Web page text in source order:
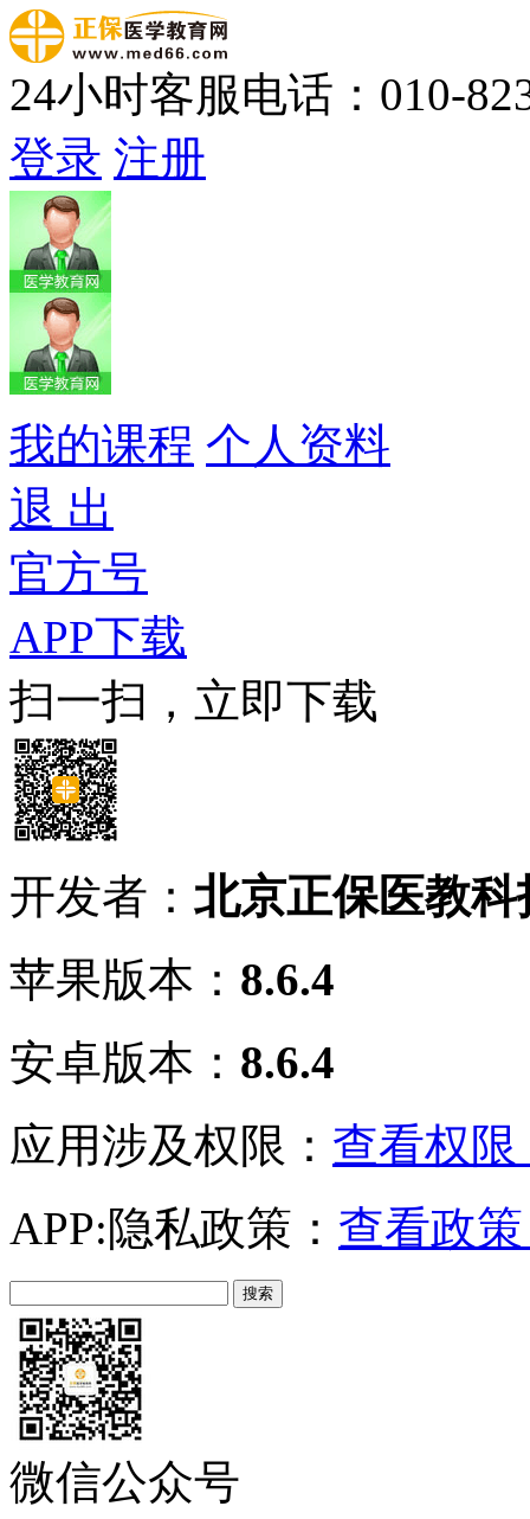
24小时客服电话：010-
登录 注册
我的课程 个人资料
退 出
官方号
APP下载
扫一扫，立即下载
开发者： 北京正保医教
苹果版本： 8.6.4
安卓版本： 8.6.4
应用涉及权限： 查看权限
APP:隐私政策： 查看政
微信公众号